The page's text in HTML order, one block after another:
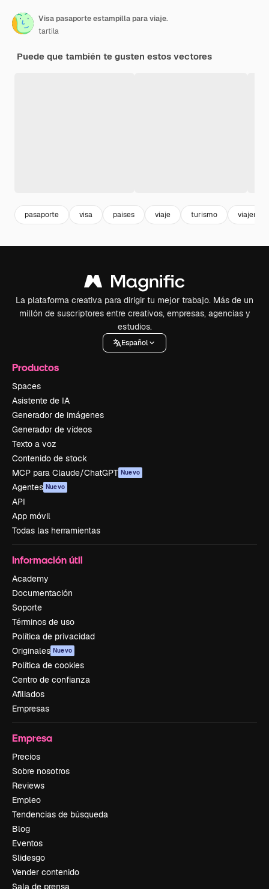
Visa pasaporte estampilla para viaje.
tartila
Puede que también te gusten estos vectores
pasaporte visa paises viaje turismo viajero
La plataforma creativa para dirigir tu mejor trabajo. Más de un
millón de suscriptores entre creativos, empresas, agencias y
estudios.
Español
Productos
Spaces
Asistente de IA
Generador de imágenes
Generador de vídeos
Texto a voz
Contenido de stock
MCP para Claude/ChatGPT Nuevo
Agentes Nuevo
API
App móvil
Todas las herramientas
Información útil
Academy
Documentación
Soporte
Términos de uso
Política de privacidad
Originales Nuevo
Política de cookies
Centro de confianza
Afiliados
Empresas
Empresa
Precios
Sobre nosotros
Reviews
Empleo
Tendencias de búsqueda
Blog
Eventos
Slidesgo
Vender contenido
Sala de prensa